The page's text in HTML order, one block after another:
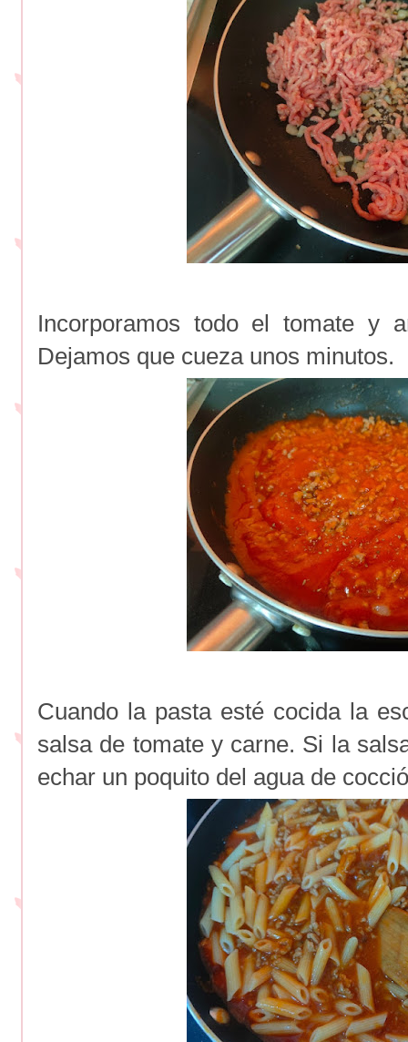
Incorporamos todo el tomate y
Dejamos que cueza unos minutos.
Cuando la pasta esté cocida la
salsa de tomate y carne. Si la
echar un poquito del agua de